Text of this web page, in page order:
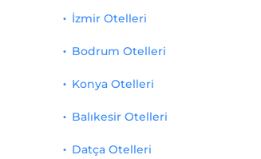
İzmir Otelleri
Bodrum Otelleri
Konya Otelleri
Balıkesir Otelleri
Datça Otelleri